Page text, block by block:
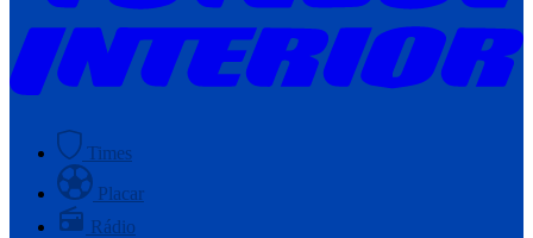
Times
Placar
Rádio